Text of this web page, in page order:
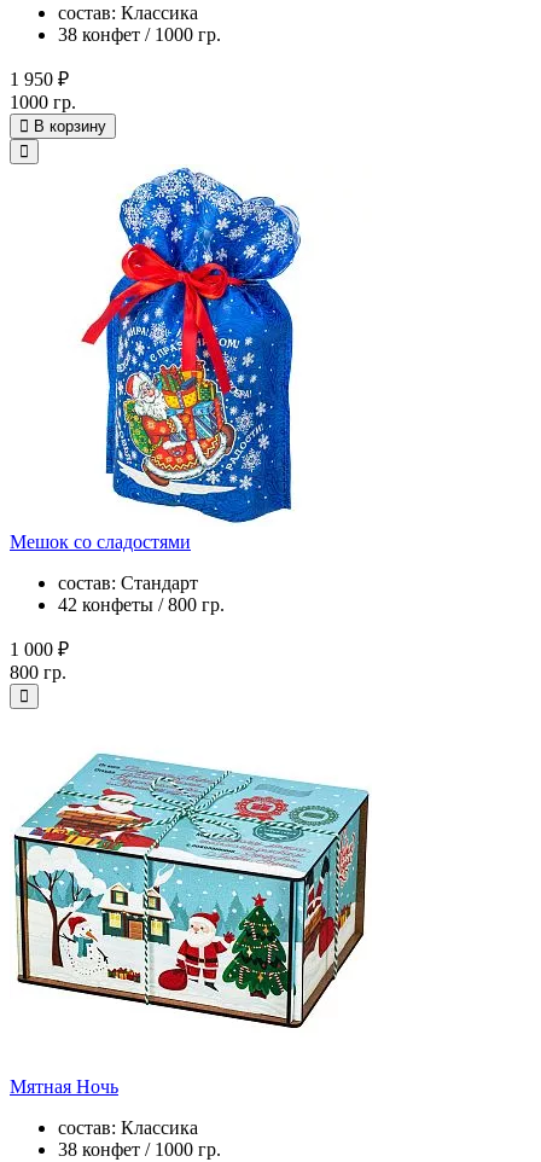
состав: Классика
38 конфет / 1000 гр.
1 950 ₽
1000 гр.
В корзину
Мешок со сладостями
состав: Стандарт
42 конфеты / 800 гр.
1 000 ₽
800 гр.
Мятная Ночь
состав: Классика
38 конфет / 1000 гр.